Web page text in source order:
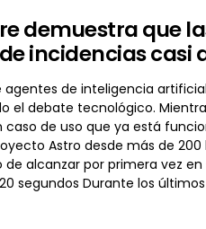
demuestra que
incidencias casi
agentes de inteligencia
el debate tecnológico.
caso de uso que ya está
Astro desde más de
alcanzar por primera vez
segundos Durante los